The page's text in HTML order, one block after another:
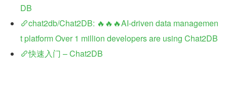
DB
chat2db/Chat2DB: 🔥🔥🔥AI-driven data managemen
t platform Over 1 million developers are using Chat2DB
快速入门 – Chat2DB